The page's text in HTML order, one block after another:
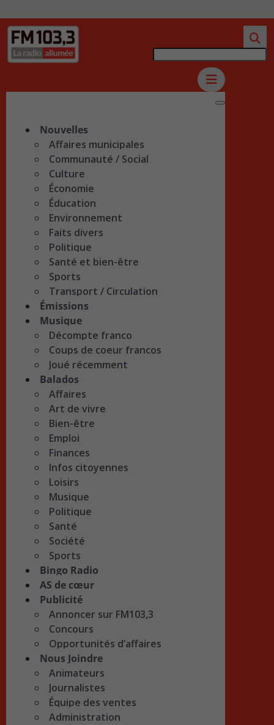
Nouvelles
Affaires municipales
Communauté / Social
Culture
Économie
Éducation
Environnement
Faits divers
Politique
Santé et bien-être
Sports
Transport / Circulation
Émissions
Musique
Décompte franco
Coups de coeur francos
Joué récemment
Balados
Affaires
Art de vivre
Bien-être
Emploi
Finances
Infos citoyennes
Loisirs
Musique
Politique
Santé
Société
Sports
Bingo Radio
AS de cœur
Publicité
Annoncer sur FM103,3
Concours
Opportunités d’affaires
Nous Joindre
Animateurs
Journalistes
Équipe des ventes
Administration